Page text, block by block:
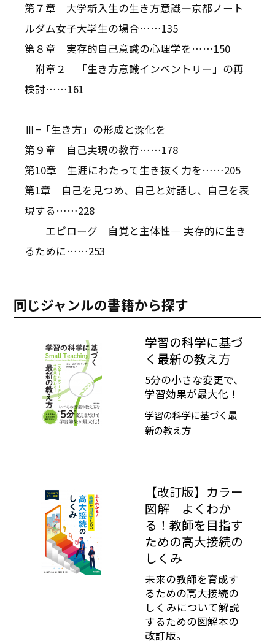
第７章 大学新入生の生き方意識―京都ノート
ルダム女子大学生の場合……135
第８章 実存的自己意識の心理学を……150
附章２ 「生き方意識インベントリー」の再
検討……161
Ⅲ−「生き方」の形成と深化を
第９章 自己実現の教育……178
第10章 生涯にわたって生き抜く力を……205
第1章 自己を見つめ、自己と対話し、自己を表
現する……228
エピローグ 自覚と主体性― 実存的に生き
るために……253
同じジャンルの書籍から探す
学習の科学に基づ
く最新の教え方
5分の小さな変更で、
学習効果が最大化！
学習の科学に基づく最
新の教え方
【改訂版】カラー
図解 よくわか
る！教師を目指す
ための高大接続の
しくみ
未来の教師を育成す
るための高大接続の
しくみについて解説
するための図解本の
改訂版。